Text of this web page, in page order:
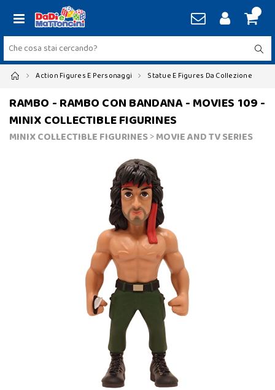
Action Figures E Personaggi Statue E Figures Da Collezione
RAMBO - RAMBO CON BANDANA - MOVIES 109 -
MINIX COLLECTIBLE FIGURINES
MINIX COLLECTIBLE FIGURINES>MOVIE AND TV SERIES